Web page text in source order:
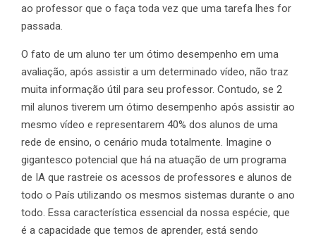
ao professor que o faça toda vez que uma tarefa lhes for
passada.
O fato de um aluno ter um ótimo desempenho em uma
avaliação, após assistir a um determinado vídeo, não traz
muita informação útil para seu professor. Contudo, se 2
mil alunos tiverem um ótimo desempenho após assistir ao
mesmo vídeo e representarem 40% dos alunos de uma
rede de ensino, o cenário muda totalmente. Imagine o
gigantesco potencial que há na atuação de um programa
de IA que rastreie os acessos de professores e alunos de
todo o País utilizando os mesmos sistemas durante o ano
todo. Essa característica essencial da nossa espécie, que
é a capacidade que temos de aprender, está sendo